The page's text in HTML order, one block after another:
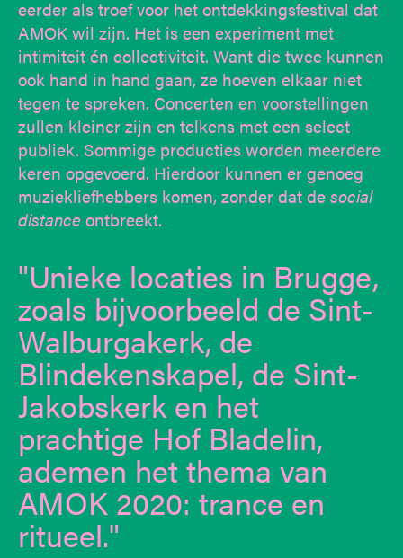
eerder als troef voor het ontdekkingsfestival dat
AMOK wil zijn. Het is een experiment met
intimiteit én collectiviteit. Want die twee kunnen
ook hand in hand gaan, ze hoeven elkaar niet
tegen te spreken. Concerten en voorstellingen
zullen kleiner zijn en telkens met een select
publiek. Sommige producties worden meerdere
keren opgevoerd. Hierdoor kunnen er genoeg
muziekliefhebbers komen, zonder dat desocial
distanceontbreekt.
Unieke locaties in Brugge,
zoals bijvoorbeeld de Sint-
Walburgakerk, de
Blindekenskapel, de Sint-
Jakobskerk en het
prachtige Hof Bladelin,
ademen het thema van
AMOK 2020: trance en
ritueel.